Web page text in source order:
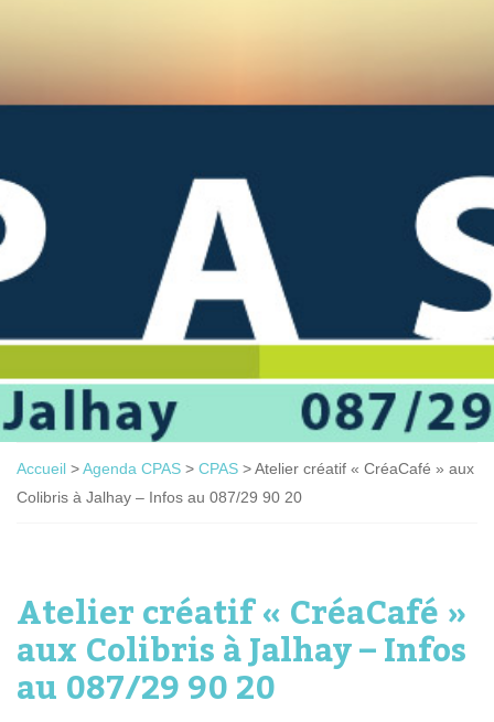
Accueil >Agenda CPAS > CPAS >Atelier créatif « CréaCafé » aux
Colibris à Jalhay – Infos au 087/29 90 20
Atelier créatif « CréaCafé »
aux Colibris à Jalhay – Infos
au 087/29 90 20